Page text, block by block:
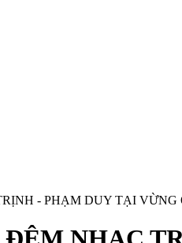
- PHẠM DUY TẠI VỪNG